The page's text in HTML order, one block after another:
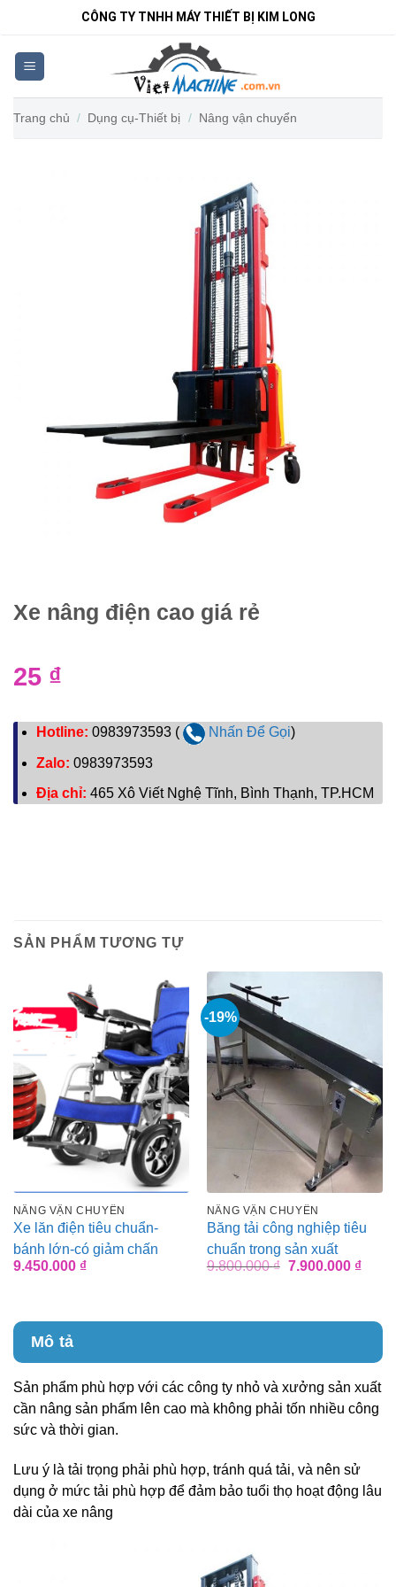
nội
dung
CÔNG TY TNHH MÁY THIẾT BỊ KIM LONG
Trang chủ / Dụng cụ-Thiết bị / Nâng vận chuyển
Xe nâng điện cao giá rẻ
25 ₫
Hotline: 0983973593 ( Nhấn Để Gọi)
Zalo: 0983973593
Địa chỉ: 465 Xô Viết Nghệ Tĩnh, Bình Thạnh, TP.HCM
SẢN PHẨM TƯƠNG TỰ
NÂNG VẬN CHUYỂN
Xe lăn điện tiêu chuẩn-
bánh lớn-có giảm chấn
9.450.000 ₫
-19%
NÂNG VẬN CHUYỂN
Băng tải công nghiệp tiêu
chuẩn trong sản xuất
9.800.000₫ Giá
7.900.000 ₫Giá
Mô tả
Sản phẩm phù hợp với các công ty nhỏ và xưởng sản xuất
cần nâng sản phẩm lên cao mà không phải tốn nhiều công
sức và thời gian.
Lưu ý là tải trọng phải phù hợp, tránh quá tải, và nên sử
dụng ở mức tải phù hợp để đảm bảo tuổi thọ hoạt động lâu
dài của xe nâng